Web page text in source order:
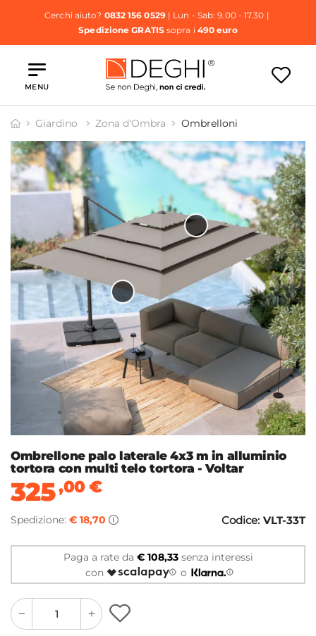
Cerchi aiuto? 0832 156 0529| Lun - Sab: 9.00 - 17.30 |
Spedizione GRATISsopra i 490 euro
MENU
Giardino Zona d'Ombra Ombrelloni
Ombrellone palo laterale 4x3 m in alluminio
tortora con multi telo tortora - Voltar
325,00€
Spedizione: € 18,70 Codice: VLT-33T
Paga a rate da € 108,33senza interessi
con
o
quantity
button
quantity
minus
button